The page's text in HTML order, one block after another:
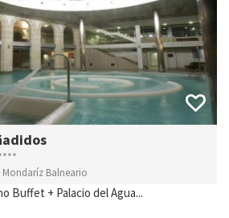
Mondaríz Balneario
Buffet + Palacio del Agua...